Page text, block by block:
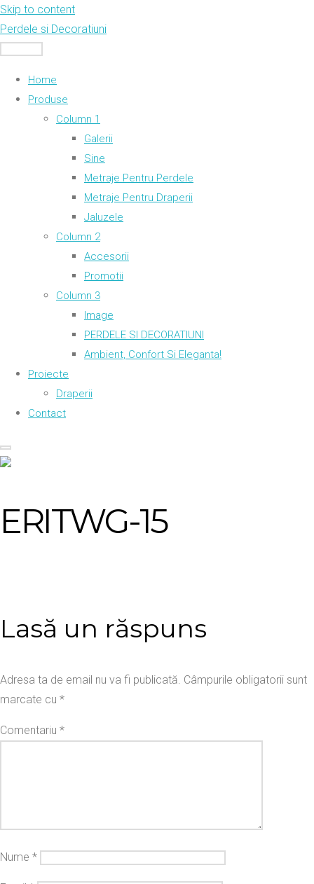
Skip to content
Perdele si Decoratiuni
Home
Produse
Column 1
Galerii
Sine
Metraje Pentru Perdele
Metraje Pentru Draperii
Jaluzele
Column 2
Accesorii
Promotii
Column 3
Image
PERDELE SI DECORATIUNI
Ambient, Confort Si Eleganta!
Proiecte
Draperii
Contact
ERITWG-15
Lasă un răspuns
Adresa ta de email nu va fi publicată. Câmpurile obligatorii sunt
marcate cu *
Comentariu *
Nume *